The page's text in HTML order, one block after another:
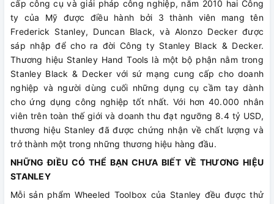
cấp công cụ và giải pháp công nghiệp, năm 2010 hai Công
ty của Mỹ được điều hành bởi 3 thành viên mang tên
Frederick Stanley, Duncan Black, và Alonzo Decker được
sáp nhập để cho ra đời Công ty Stanley Black & Decker.
Thương hiệu Stanley Hand Tools là một bộ phận nằm trong
Stanley Black & Decker với sứ mạng cung cấp cho doanh
nghiệp và người dùng cuối những dụng cụ cầm tay dành
cho ứng dụng công nghiệp tốt nhất. Với hơn 40.000 nhân
viên trên toàn thế giới và doanh thu đạt ngưỡng 8.4 tỷ USD,
thương hiệu Stanley đã được chứng nhận về chất lượng và
trở thành một trong những thương hiệu hàng đầu.
NHỮNG ĐIỀU CÓ THỂ BẠN CHƯA BIẾT VỀ THƯƠNG HIỆU
STANLEY
Mỗi sản phẩm Wheeled Toolbox của Stanley đều được thử